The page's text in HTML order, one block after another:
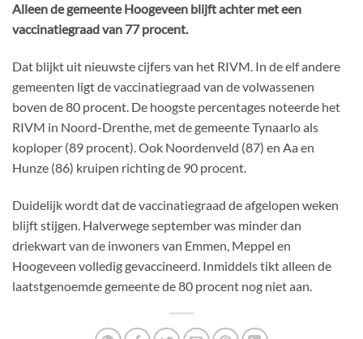
Alleen de gemeente Hoogeveen blijft achter met een
vaccinatiegraad van 77 procent.
Dat blijkt uit nieuwste cijfers van het RIVM. In de elf andere
gemeenten ligt de vaccinatiegraad van de volwassenen
boven de 80 procent. De hoogste percentages noteerde het
RIVM in Noord-Drenthe, met de gemeente Tynaarlo als
koploper (89 procent). Ook Noordenveld (87) en Aa en
Hunze (86) kruipen richting de 90 procent.
Duidelijk wordt dat de vaccinatiegraad de afgelopen weken
blijft stijgen. Halverwege september was minder dan
driekwart van de inwoners van Emmen, Meppel en
Hoogeveen volledig gevaccineerd. Inmiddels tikt alleen de
laatstgenoemde gemeente de 80 procent nog niet aan.